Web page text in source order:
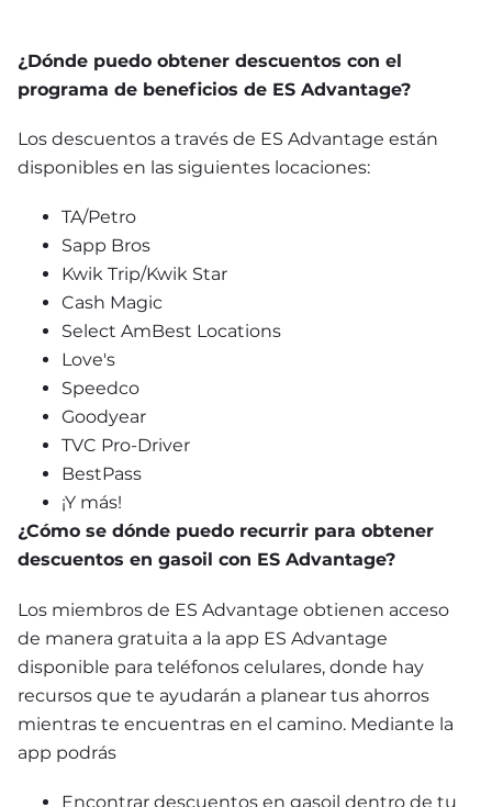
¿Dónde puedo obtener descuentos con el
programa de beneficios de ES Advantage?
Los descuentos a través de ES Advantage están
disponibles en las siguientes locaciones:
TA/Petro
Sapp Bros
Kwik Trip/Kwik Star
Cash Magic
Select AmBest Locations
Love's
Speedco
Goodyear
TVC Pro-Driver
BestPass
¡Y más!
¿Cómo se dónde puedo recurrir para obtener
descuentos en gasoil con ES Advantage?
Los miembros de ES Advantage obtienen acceso
de manera gratuita a la app ES Advantage
disponible para teléfonos celulares, donde hay
recursos que te ayudarán a planear tus ahorros
mientras te encuentras en el camino. Mediante la
app podrás
Encontrar descuentos en gasoil dentro de tu